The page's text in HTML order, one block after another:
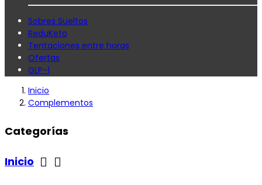
Sobres Sueltos
ReduKeto
Tentaciones entre horas
Ofertas
GLP-1
Inicio
Complementos
Categorías
Inicio  